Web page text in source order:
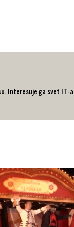
Interesuje ga svet IT-